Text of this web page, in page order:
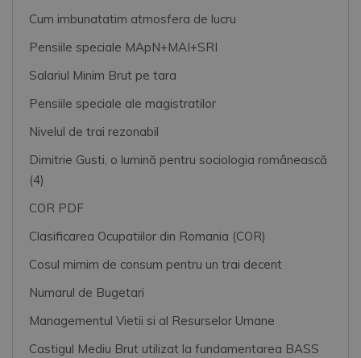
Cum imbunatatim atmosfera de lucru
Pensiile speciale MApN+MAI+SRI
Salariul Minim Brut pe tara
Pensiile speciale ale magistratilor
Nivelul de trai rezonabil
Dimitrie Gusti, o lumină pentru sociologia românească
(4)
COR PDF
Clasificarea Ocupatiilor din Romania (COR)
Cosul mimim de consum pentru un trai decent
Numarul de Bugetari
Managementul Vietii si al Resurselor Umane
Castigul Mediu Brut utilizat la fundamentarea BASS